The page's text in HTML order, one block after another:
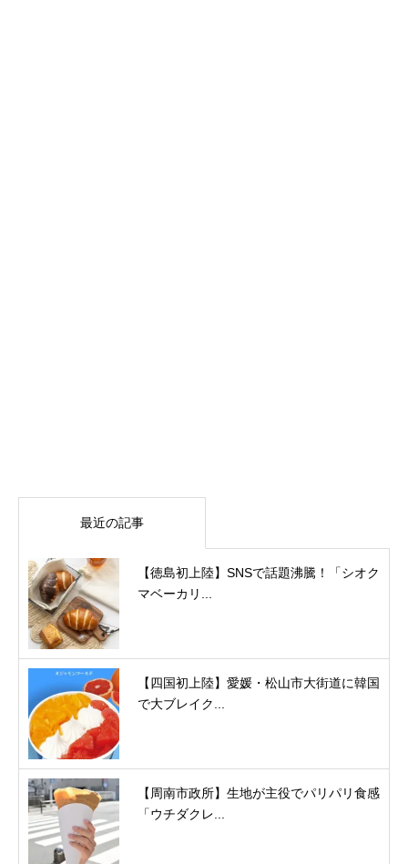
最近の記事
【徳島初上陸】SNSで話題沸騰！「シオク
マベーカリ...
【四国初上陸】愛媛・松山市大街道に韓国
で大ブレイク...
【周南市政所】生地が主役でパリパリ食感
「ウチダクレ...